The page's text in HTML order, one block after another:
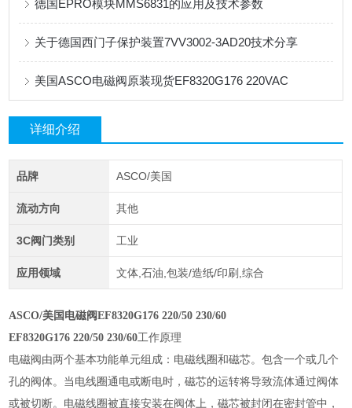
德国EPRO模块MMS6831的应用及技术参数
关于德国西门子保护装置7VV3002-3AD20技术分享
美国ASCO电磁阀原装现货EF8320G176 220VAC
详细介绍
品牌 ASCO/美国
流动方向 其他
3C阀门类别 工业
应用领域 文体,石油,包装/造纸/印刷,综合
ASCO/美国电磁阀EF8320G176 220/50 230/60
EF8320G176 220/50 230/60工作原理
电磁阀由两个基本功能单元组成：电磁线圈和磁芯。包含一个或几个
孔的阀体。当电线圈通电或断电时，磁芯的运转将导致流体通过阀体
或被切断。电磁线圈被直接安装在阀体上，磁芯被封闭在密封管中，